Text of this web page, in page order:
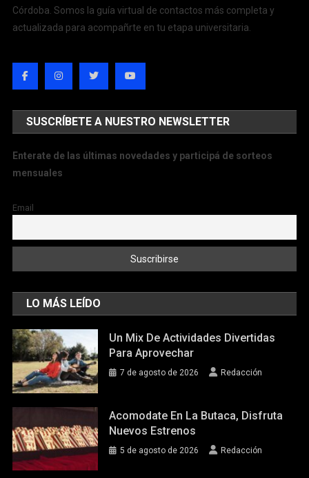
Córdoba. Somos la guía virtual de contactos más completa y
actualizada para acompañrte en tu etapa universitaria.
SUSCRÍBETE A NUESTRO NEWSLETTER
Enterate de las últimas novedades y participá de sorteos
mensuales
Email
LO MÁS LEÍDO
Un Mix De Actividades Divertidas
Para Aprovechar
7 de agosto de 2026 Redacción
Acomodate En La Butaca, Disfruta
Nuevos Estrenos
5 de agosto de 2026 Redacción